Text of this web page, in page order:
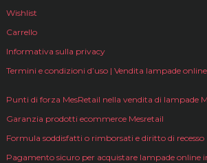
Wishlist
Carrello
Informativa sulla privacy
Termini e condizioni d’uso | Vendita lampade online
Punti di forza MesRetail nella vendita di lampade
Garanzia prodotti ecommerce Mesretail
Formula soddisfatti o rimborsati e diritto di recesso
Pagamento sicuro per acquistare lampade online